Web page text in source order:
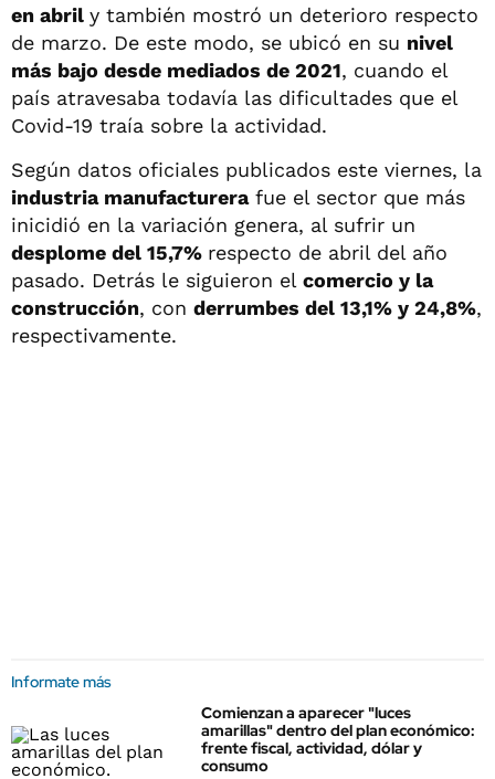
en abril y también mostró un deterioro respecto
de marzo. De este modo, se ubicó en su nivel
más bajo desde mediados de 2021, cuando el
país atravesaba todavía las dificultades que el
Covid-19 traía sobre la actividad.
Según datos oficiales publicados este viernes, la
industria manufacturerafue el sector que más
inicidió en la variación genera, al sufrir un
desplome del 15,7% respecto de abril del año
pasado. Detrás le siguieron el comercio y la
construcción, con derrumbes del 13,1% y 24,8%,
respectivamente.
Informate más
Comienzan a aparecer "luces
amarillas" dentro del plan económico:
frente fiscal, actividad, dólar y
consumo